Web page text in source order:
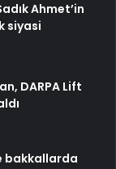
Ahmet’in
siyasi
DARPA Lift
bakkallarda